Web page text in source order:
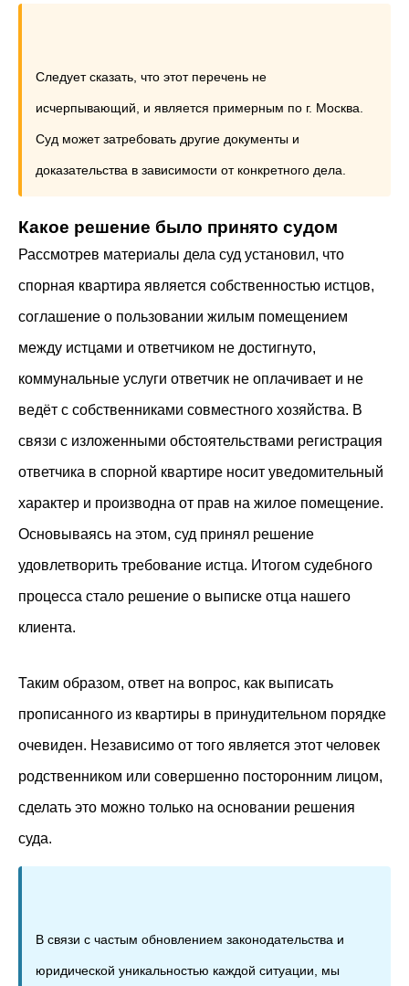
Следует сказать, что этот перечень не
исчерпывающий, и является примерным по г. Москва.
Суд может затребовать другие документы и
доказательства в зависимости от конкретного дела.
Какое решение было принято судом
Рассмотрев материалы дела суд установил, что
спорная квартира является собственностью истцов,
соглашение о пользовании жилым помещением
между истцами и ответчиком не достигнуто,
коммунальные услуги ответчик не оплачивает и не
ведёт с собственниками совместного хозяйства. В
связи с изложенными обстоятельствами регистрация
ответчика в спорной квартире носит уведомительный
характер и производна от прав на жилое помещение.
Основываясь на этом, суд принял решение
удовлетворить требование истца. Итогом судебного
процесса стало решение о выписке отца нашего
клиента.
Таким образом, ответ на вопрос, как выписать
прописанного из квартиры в принудительном порядке
очевиден. Независимо от того является этот человек
родственником или совершенно посторонним лицом,
сделать это можно только на основании решения
суда.
В связи с частым обновлением законодательства и
юридической уникальностью каждой ситуации, мы